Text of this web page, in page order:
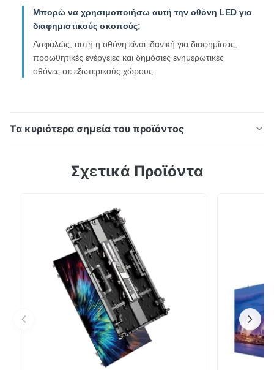
Μπορώ να χρησιμοποιήσω αυτή την οθόνη LED για
διαφημιστικούς σκοπούς;
Ασφαλώς, αυτή η οθόνη είναι ιδανική για διαφημίσεις,
προωθητικές ενέργειες και δημόσιες ενημερωτικές
οθόνες σε εξωτερικούς χώρους.
Τα κυριότερα σημεία του προϊόντος
κατανάλωση ισχύος 17,5 W, διάρκεια ζωής 100.000
φωτεινότητα, αντοχή στις καιρικές συνθήκες και
προσαρμόσιμες διαμορφώσεις.
Σχετικά Προϊόντα